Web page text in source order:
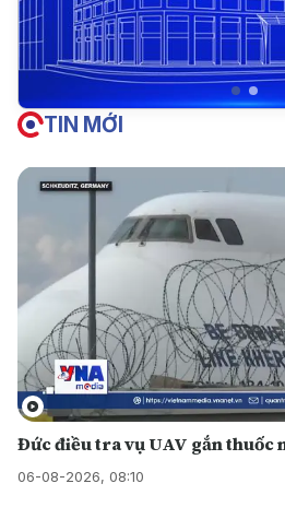
TIN MỚI
Đức điều tra vụ UAV gắn thuốc
06-08-2026, 08:10